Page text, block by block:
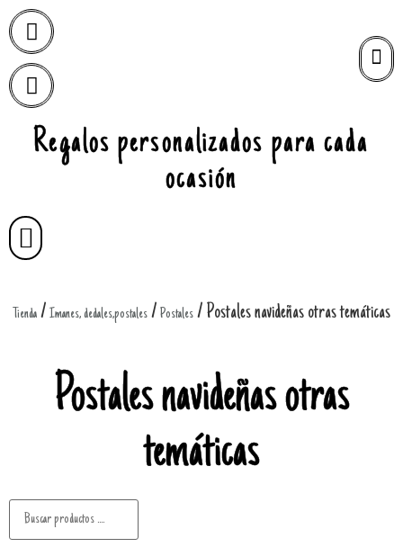
Regalos personalizados para cada
ocasión
Tienda / Imanes, dedales,postales / Postales / Postales navideñas otras temáticas
Postales navideñas otras
temáticas